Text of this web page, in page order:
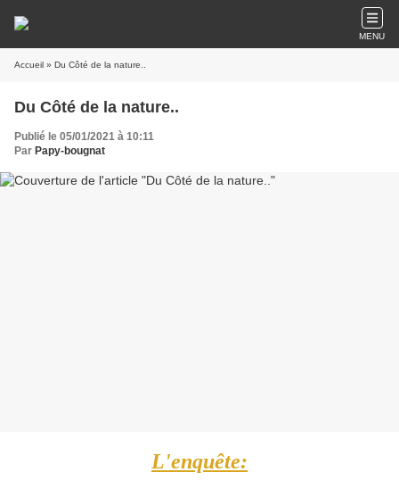
MENU
Accueil » Du Côté de la nature..
Du Côté de la nature..
Publié le 05/01/2021 à 10:11
Par Papy-bougnat
L'enquête: